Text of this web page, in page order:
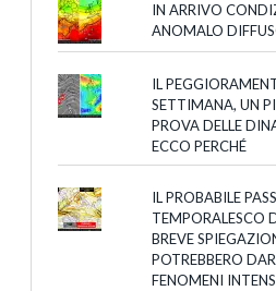
IN ARRIVO
ANOMALO
IL
SETTIMANA, UN
PROVA DELLE
ECCO PERCHÉ
IL PROBABILE
TEMPORALESCO
BREVE
POTREBBERO
FENOMENI